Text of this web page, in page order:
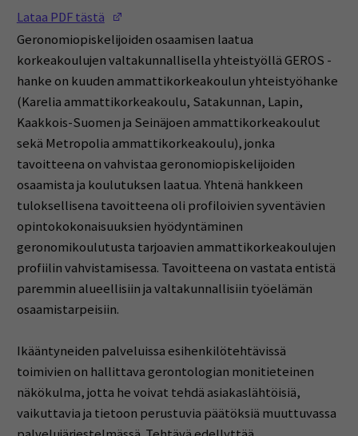
Lataa PDF tästä
Geronomiopiskelijoiden osaamisen laatua
korkeakoulujen valtakunnallisella yhteistyöllä GEROS -
hanke on kuuden ammattikorkeakoulun yhteistyöhanke
(Karelia ammattikorkeakoulu, Satakunnan, Lapin,
Kaakkois-Suomen ja Seinäjoen ammattikorkeakoulut
sekä Metropolia ammattikorkeakoulu), jonka
tavoitteena on vahvistaa geronomiopiskelijoiden
osaamista ja koulutuksen laatua. Yhtenä hankkeen
tuloksellisena tavoitteena oli profiloivien syventävien
opintokokonaisuuksien hyödyntäminen
geronomikoulutusta tarjoavien ammattikorkeakoulujen
profiilin vahvistamisessa. Tavoitteena on vastata entistä
paremmin alueellisiin ja valtakunnallisiin työelämän
osaamistarpeisiin.
Ikääntyneiden palveluissa esihenkilötehtävissä
toimivien on hallittava gerontologian monitieteinen
näkökulma, jotta he voivat tehdä asiakaslähtöisiä,
vaikuttavia ja tietoon perustuvia päätöksiä muuttuvassa